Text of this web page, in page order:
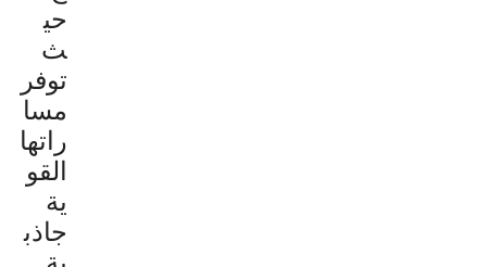
حي
ث
توفر
مسا
راتها
القو
ية
جاذب